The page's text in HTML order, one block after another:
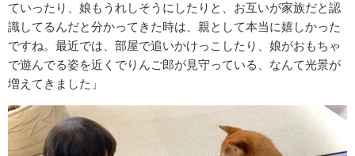
ていったり、娘もうれしそうにしたりと、お互いが家族だと認
識してるんだと分かってきた時は、親として本当に嬉しかった
ですね。最近では、部屋で追いかけっこしたり、娘がおもちゃ
で遊んでる姿を近くでりんご郎が見守っている、なんて光景が
増えてきました」